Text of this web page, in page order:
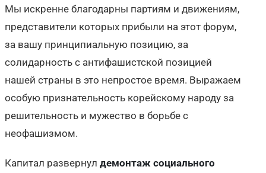
Мы искренне благодарны партиям и движениям,
представители которых прибыли на этот форум,
за вашу принципиальную позицию, за
солидарность с антифашистской позицией
нашей страны в это непростое время. Выражаем
особую признательность корейскому народу за
решительность и мужество в борьбе с
неофашизмом.
Капитал развернул демонтаж социального